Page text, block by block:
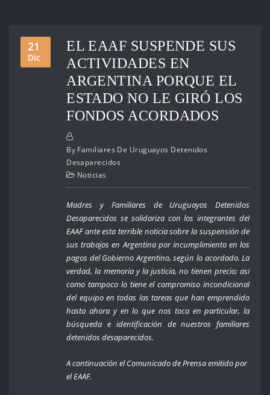
21
Dic
EL EAAF SUSPENDE SUS
ACTIVIDADES EN
ARGENTINA PORQUE EL
ESTADO NO LE GIRÓ LOS
FONDOS ACORDADOS
By Familiares De Uruguayos Detenidos
Desaparecidos
Noticias
Madres y Familiares de Uruguayos Detenidos
Desaparecidos se solidariza con los integrantes del
EAAF ante esta terrible noticia sobre la suspensión de
sus trabajos en Argentina por incumplimiento en los
pagos del Gobierno Argentino, según lo acordado. La
verdad, la memoria y la justicia, no tienen precio; así
como tampoco lo tiene el compromiso incondicional
del equipo en todas las tareas que han emprendido
hasta ahora y en lo que nos toca en particular, la
búsqueda e identificación de nuestros familiares
detenidos desaparecidos.
A continuación el Comunicado de Prensa emitido por
el EAAF.